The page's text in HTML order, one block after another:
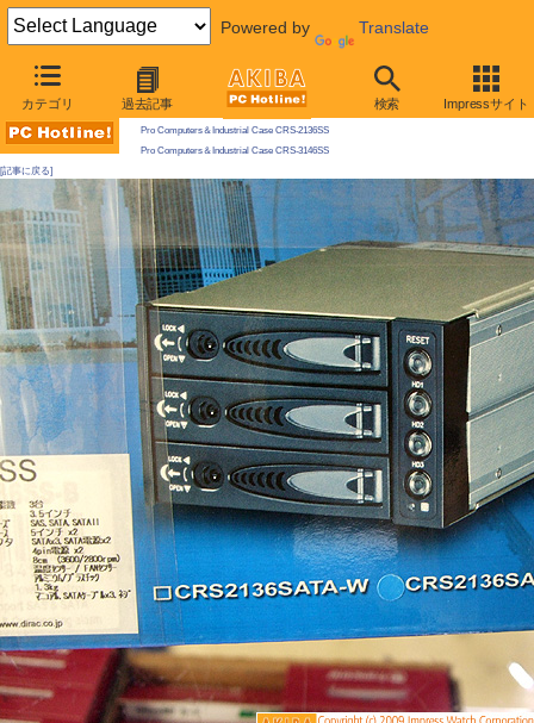
Powered by Translate
カテゴリ 過去記事 検索 Impressサイト
AKIBA PC Hotline! 2009年5月23日号
今週見つけた新製品：リムーバブルHDDケース/外付けケースほか
Pro Computers＆Industrial Case CRS-2136SS
Pro Computers＆Industrial Case CRS-3146SS
[記事に戻る]